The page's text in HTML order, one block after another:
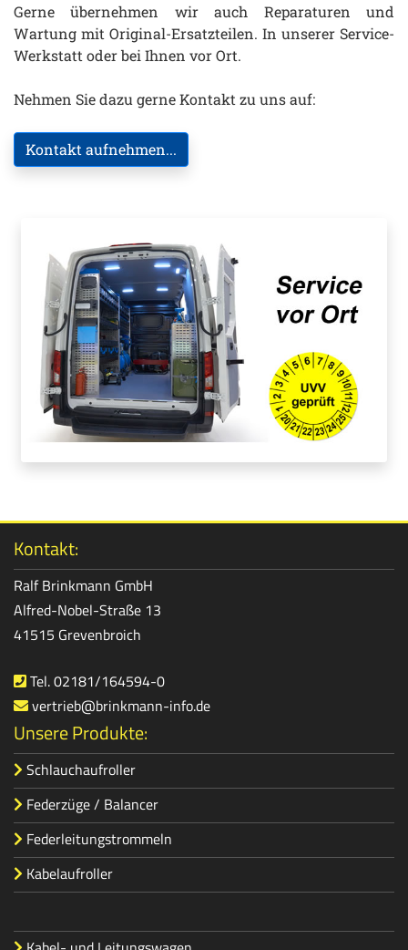
Gerne übernehmen wir auch Reparaturen und
Wartung mit Original-Ersatzteilen. In unserer Service-
Werkstatt oder bei Ihnen vor Ort.
Nehmen Sie dazu gerne Kontakt zu uns auf:
Kontakt aufnehmen...
Kontakt:
Ralf Brinkmann GmbH
Alfred-Nobel-Straße 13
41515 Grevenbroich
Tel. 02181/164594-0
vertrieb@brinkmann-info.de
Unsere Produkte:
Schlauchaufroller
Federzüge / Balancer
Federleitungstrommeln
Kabelaufroller